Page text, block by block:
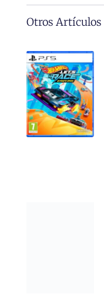
Otros Artículos